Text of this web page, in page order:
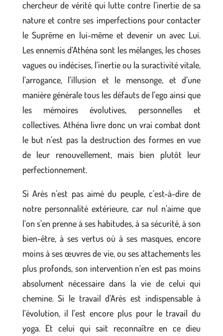
chercheur de vérité qui lutte contre l’inertie de sa
nature et contre ses imperfections pour contacter
le Suprême en lui-même et devenir un avec Lui.
Les ennemis d’Athéna sont les mélanges, les choses
vagues ou indécises, l’inertie ou la suractivité vitale,
l’arrogance, l’illusion et le mensonge, et d’une
manière générale tous les défauts de l’ego ainsi que
les mémoires évolutives, personnelles et
collectives. Athéna livre donc un vrai combat dont
le but n’est pas la destruction des formes en vue
de leur renouvellement, mais bien plutôt leur
perfectionnement.
Si Arès n’est pas aimé du peuple, c’est-à-dire de
notre personnalité extérieure, car nul n’aime que
l’on s’en prenne à ses habitudes, à sa sécurité, à son
bien-être, à ses vertus où à ses masques, encore
moins à ses œuvres de vie, ou ses attachements les
plus profonds, son intervention n’en est pas moins
absolument nécessaire dans la vie de celui qui
chemine. Si le travail d’Arès est indispensable à
l’évolution, il l’est encore plus pour le travail du
yoga. Et celui qui sait reconnaître en ce dieu